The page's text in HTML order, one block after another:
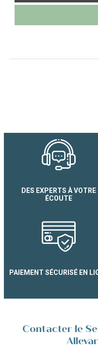
DES EXPERTS À VOTRE
ÉCOUTE
PAIEMENT SÉCURISÉ EN
Contacter le